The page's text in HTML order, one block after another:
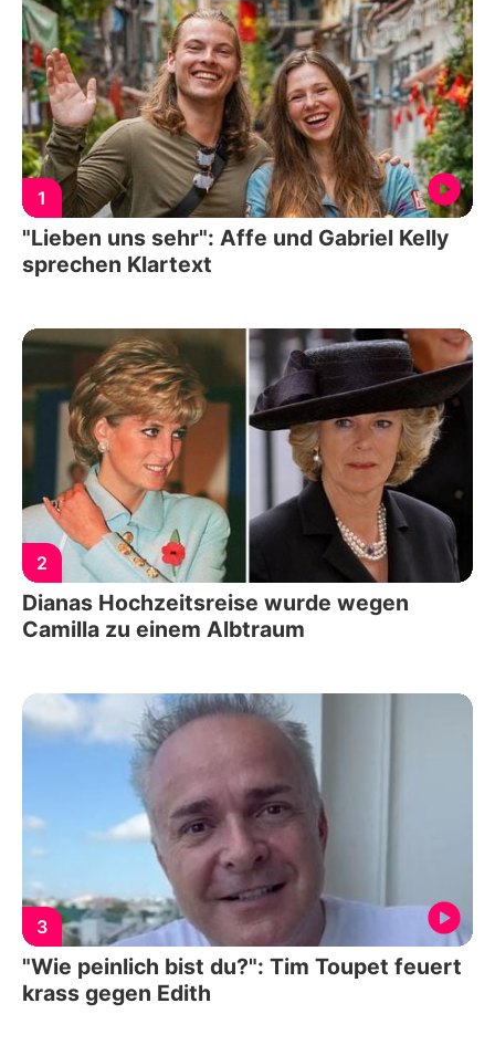
1
"Lieben uns sehr": Affe und Gabriel Kelly
sprechen Klartext
2
Dianas Hochzeitsreise wurde wegen
Camilla zu einem Albtraum
3
"Wie peinlich bist du?": Tim Toupet feuert
krass gegen Edith